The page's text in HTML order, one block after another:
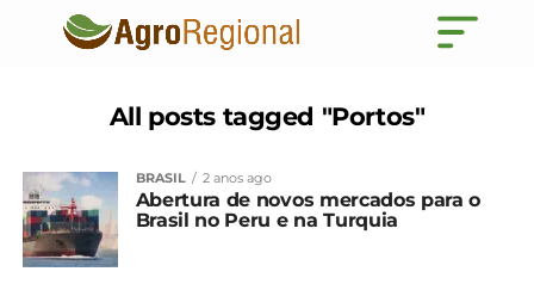
All posts tagged "Portos"
BRASIL 2 anos ago
Abertura de novos mercados para o
Brasil no Peru e na Turquia